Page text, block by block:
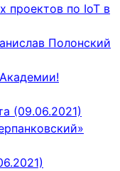
проектов по IoT в
Полонский
(09.06.2021)